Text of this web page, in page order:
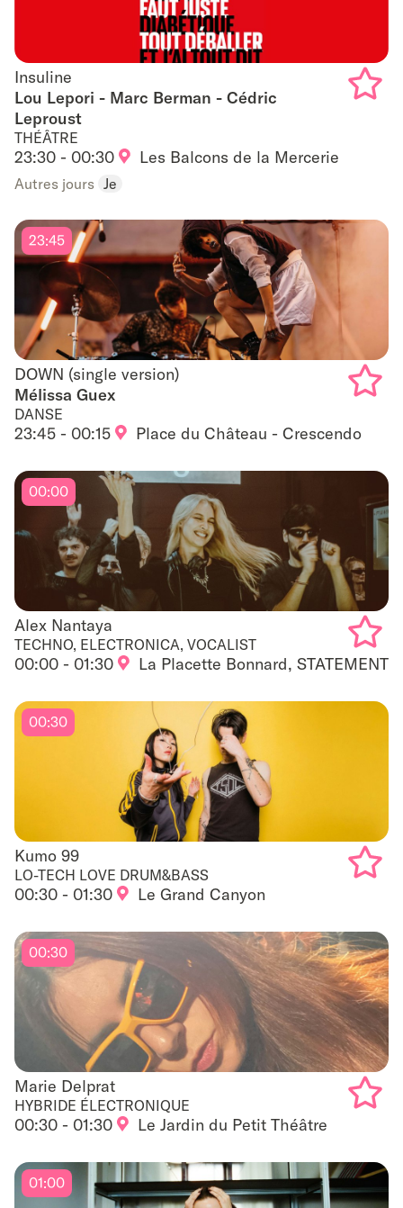
Insuline
Insuline
Lou Lepori - Marc Berman - Cédric
Leproust
THÉÂTRE
23:30 - 00:30 Les Balcons de la Mercerie
Autres jours Je
DOWN (single version)
DOWN (single version)
Mélissa Guex
DANSE
23:45 - 00:15 Place du Château - Crescendo
23:45
Alex Nantaya
Alex Nantaya
TECHNO, ELECTRONICA, VOCALIST
00:00 - 01:30 La Placette Bonnard, STATEMENT
00:00
Add
to
Kumo 99
Kumo 99
LO-TECH LOVE DRUM&BASS
00:30 - 01:30 Le Grand Canyon
00:30
to
Marie Delprat
Marie Delprat
HYBRIDE ÉLECTRONIQUE
00:30 - 01:30 Le Jardin du Petit Théâtre
00:30
to
01:00